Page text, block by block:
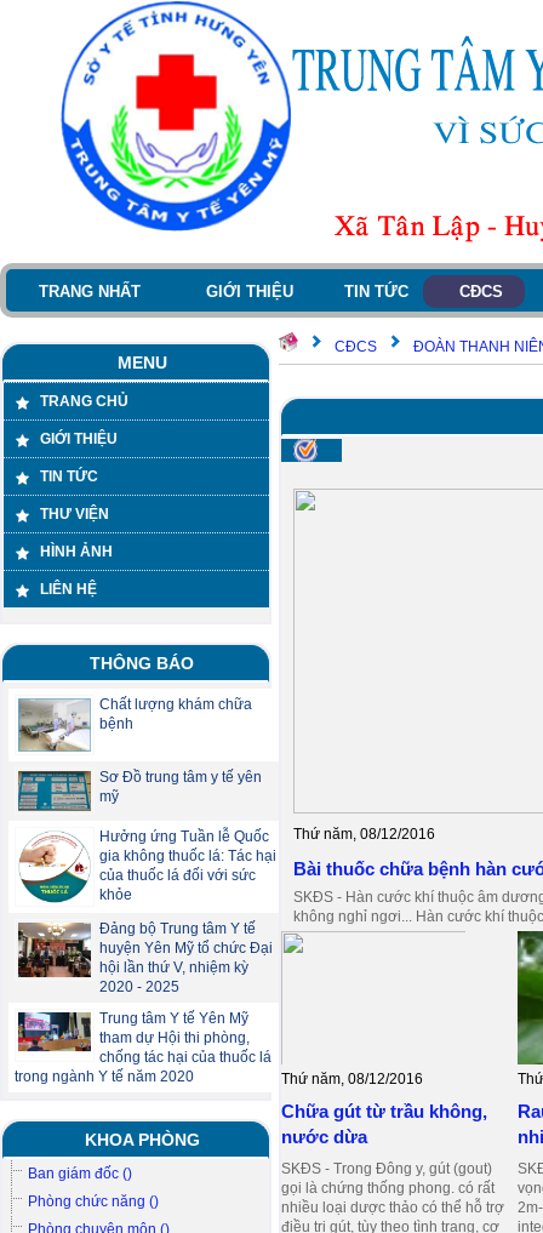
TRANG NHẤT GIỚI THIỆU TIN TỨC CĐCS
MENU
TRANG CHỦ
GIỚI THIỆU
TIN TỨC
THƯ VIỆN
HÌNH ẢNH
LIÊN HỆ
THÔNG BÁO
Chất lượng khám chữa
bệnh
Sơ Đồ trung tâm y tế yên
mỹ
Hưởng ứng Tuần lễ Quốc
gia không thuốc lá: Tác hại
của thuốc lá đối với sức
khỏe
Đảng bộ Trung tâm Y tế
huyện Yên Mỹ tổ chức Đại
hội lần thứ V, nhiệm kỳ
2020 - 2025
Trung tâm Y tế Yên Mỹ
tham dự Hội thi phòng,
chống tác hại của thuốc lá
trong ngành Y tế năm 2020
KHOA PHÒNG
Ban giám đốc ()
Phòng chức năng ()
Phòng chuyên môn ()
CĐCS ĐOÀN THANH
Thứ năm, 08/12/2016
Bài thuốc chữa bệnh hàn
SKĐS - Hàn cước khí thuộc âm
không nghỉ ngơi... Hàn cước khí
Thứ năm, 08/12/2016
Chữa gút từ trầu không,
nước dừa
SKĐS - Trong Đông y, gút (gout)
gọi là chứng thống phong. có rất
nhiều loại dược thảo có thể hỗ trợ
điều trị gút, tùy theo tình trạng, cơ